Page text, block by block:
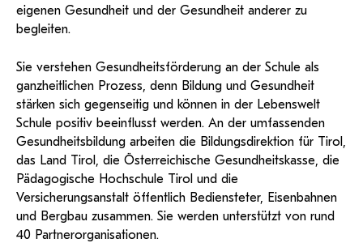
eigenen Gesundheit und der Gesundheit anderer zu
begleiten.
Sie verstehen Gesundheitsförderung an der Schule als
ganzheitlichen Prozess, denn Bildung und Gesundheit
stärken sich gegenseitig und können in der Lebenswelt
Schule positiv beeinflusst werden. An der umfassenden
Gesundheitsbildung arbeiten die Bildungsdirektion für Tirol,
das Land Tirol, die Österreichische Gesundheitskasse, die
Pädagogische Hochschule Tirol und die
Versicherungsanstalt öffentlich Bediensteter, Eisenbahnen
und Bergbau zusammen. Sie werden unterstützt von rund
40 Partnerorganisationen.